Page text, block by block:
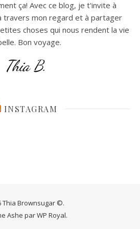
ça! Avec ce blog, je t'invite à
travers mon regard et à partager
choses qui nous rendent la vie
Bon voyage.
Thia B.
INSTAGRAM
Thia Brownsugar ©.
Ashe parWP Royal.